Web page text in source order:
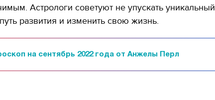
Астрологи советуют не упускать уникальный
развития и изменить свою жизнь.
на сентябрь 2022 года от Анжелы Перл